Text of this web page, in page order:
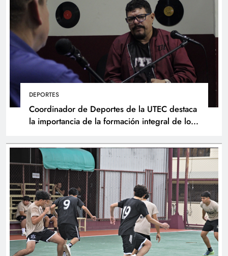
DEPORTES
Coordinador de Deportes de la UTEC destaca
la importancia de la formación integral de los